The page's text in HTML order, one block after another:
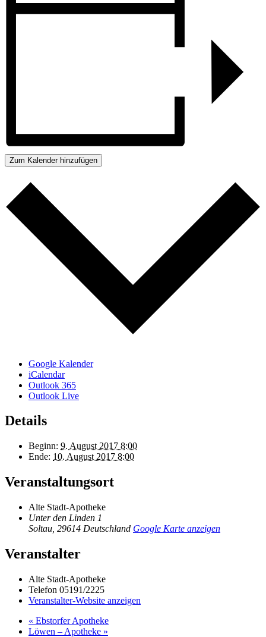
Zum Kalender hinzufügen
Google Kalender
iCalendar
Outlook 365
Outlook Live
Details
Beginn: 9. August 2017 8:00
Ende: 10. August 2017 8:00
Veranstaltungsort
Alte Stadt-Apotheke
Unter den Linden 1
Soltau 29614 Deutschland Google Karte anzeigen
Veranstalter
Alte Stadt-Apotheke
Telefon 05191/2225
Veranstalter-Website anzeigen
« Ebstorfer Apotheke
Löwen – Apotheke »